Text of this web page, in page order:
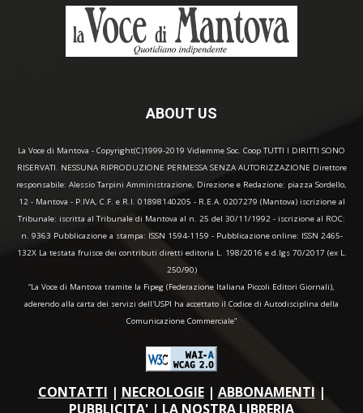
ABOUT US
La Voce di Mantova - Copyright(C)1999-2019 Vidiemme Soc. Coop TUTTI I DIRITTI SONO
RISERVATI. NESSUNA RIPRODUZIONE PERMESSA SENZA AUTORIZZAZIONE Direttore
responsabile: Alessio Tarpini Amministrazione, Direzione e Redazione: piazza Sordello,
12 - Mantova - P.IVA, C.F. e R.I. 01898140205 - R.E.A. 0207279 (Mantova) iscrizione al
Tribunale: iscritta al Tribunale di Mantova al n. 25 del 30/11/1992 - iscrizione al ROC:
n. 9363 Pubblicazione a stampa: ISSN 1594-1159 - Pubblicazione online: ISSN 2465-
132X La testata fruisce dei contributi diretti editoria L. 198/2016 e d.lgs 70/2017 (ex L.
250/90)
“La Voce di Mantova tramite la Fipeg (Federazione Italiana Piccoli Editori Giornali),
aderendo alla carta dei servizi dell'USPI ha accettato il Codice di Autodisciplina della
Comunicazione Commerciale"
CONTATTI | NECROLOGIE| ABBONAMENTI |
PUBBLICITA' | LA NOSTRA LIBRERIA